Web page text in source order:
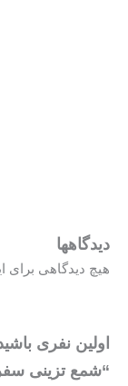
دیدگاهها
هیچ دیدگاهی برای
اولین نفری
“شمع تزینی